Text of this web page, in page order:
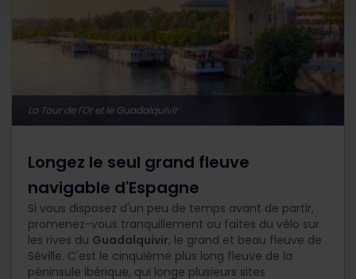
La Tour de l'Or et le Guadalquivir
Longez le seul grand fleuve
navigable d'Espagne
Si vous disposez d'un peu de temps avant de partir,
promenez-vous tranquillement ou faites du vélo sur
les rives du Guadalquivir, le grand et beau fleuve de
Séville. C'est le cinquième plus long fleuve de la
péninsule ibérique, qui longe plusieurs sites